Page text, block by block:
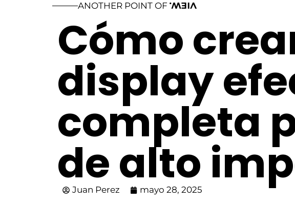
ANOTHER POINT OF VIEW.
Cómo
display
completa
de alto
Juan Perez mayo 28, 2025